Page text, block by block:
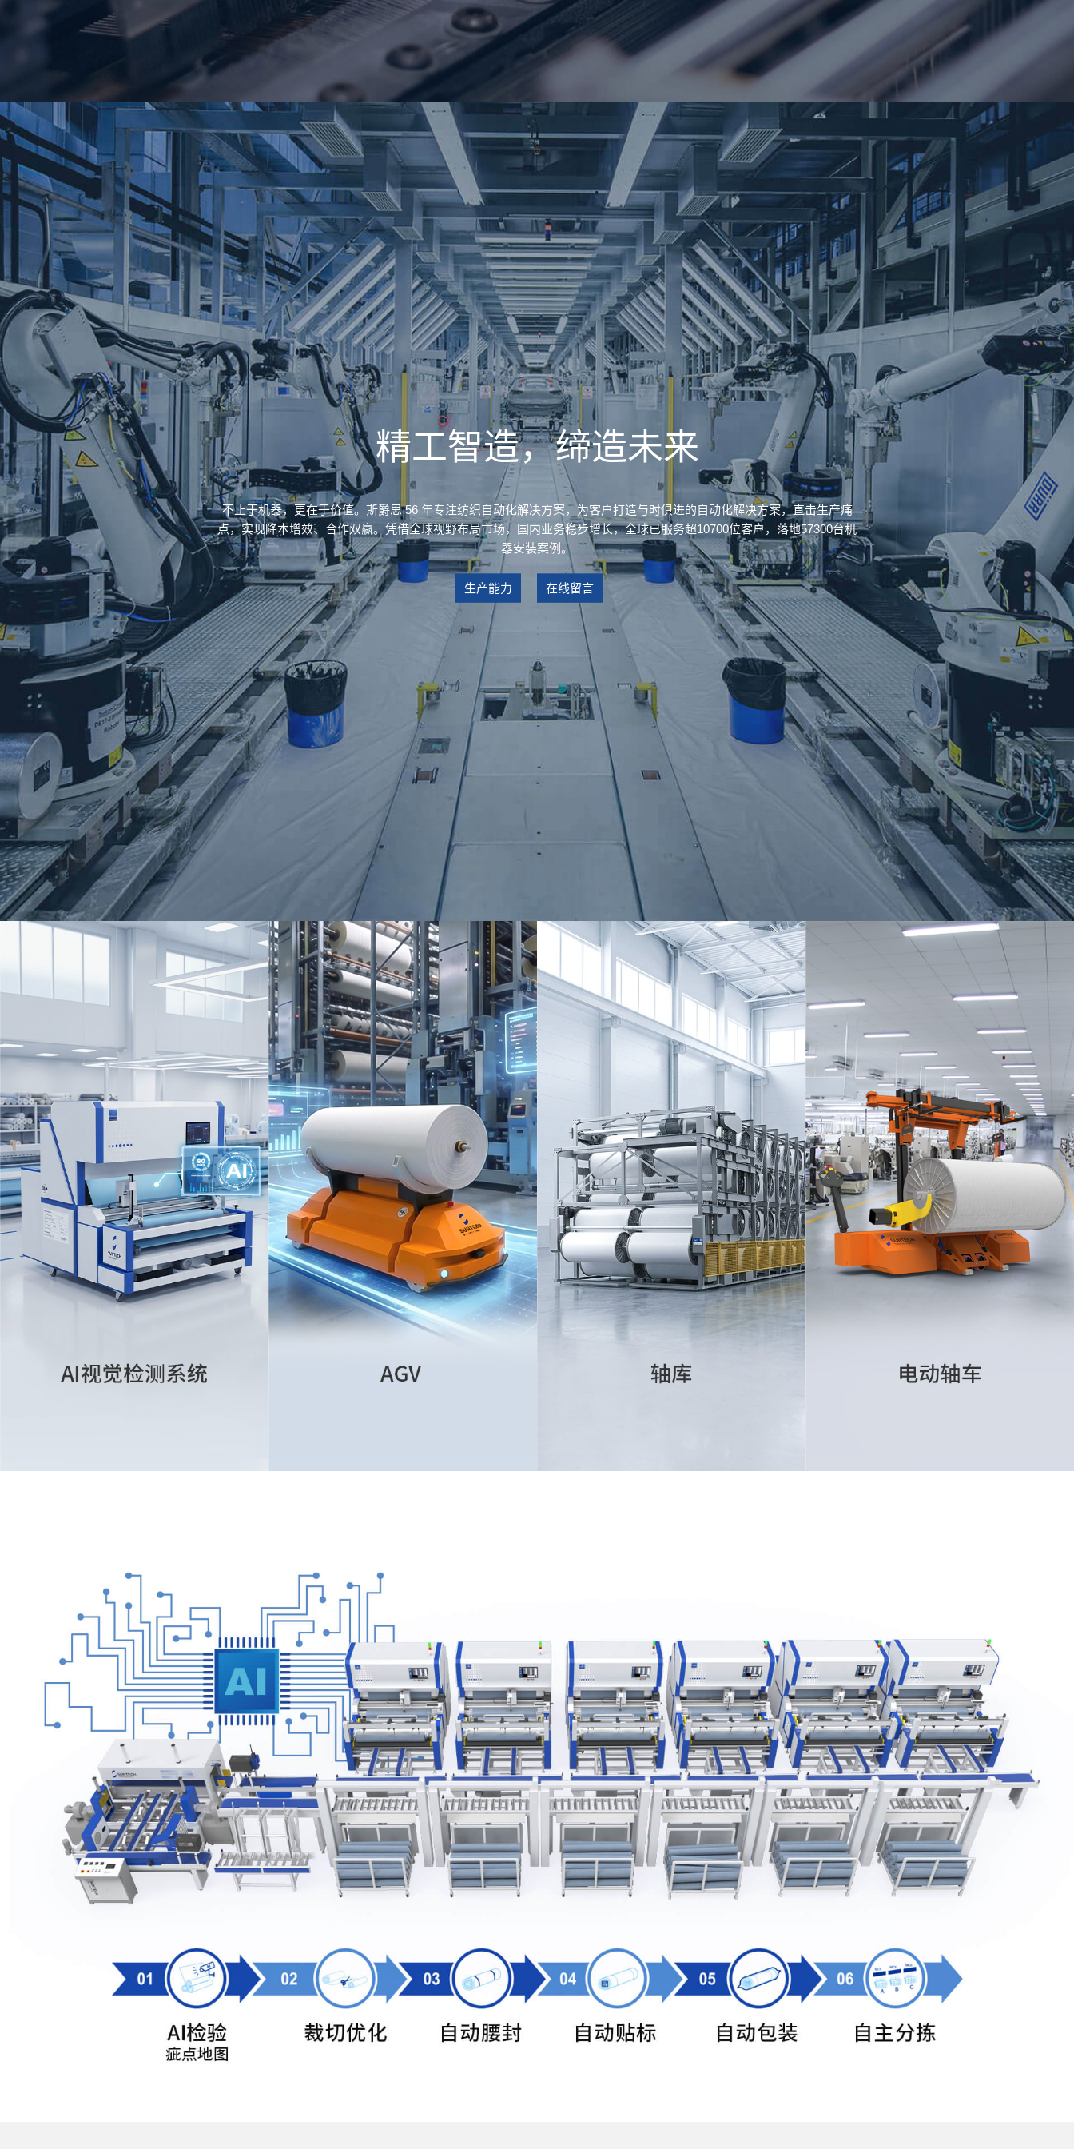
精工智造，缔造未来
不止于机器，更在于价值。斯爵思 56 年专注纺织自动化解决方案，为客户打造与时俱进的自动化解决方案，直击生产痛
点，实现降本增效、合作双赢。凭借全球视野布局市场，国内业务稳步增长，全球已服务超10700位客户，落地57300台机
器安装案例。
生产能力 在线留言